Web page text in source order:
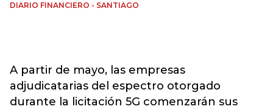
DIARIO FINANCIERO - SANTIAGO
A partir de mayo, las empresas
adjudicatarias del espectro otorgado
durante la licitación 5G comenzarán sus